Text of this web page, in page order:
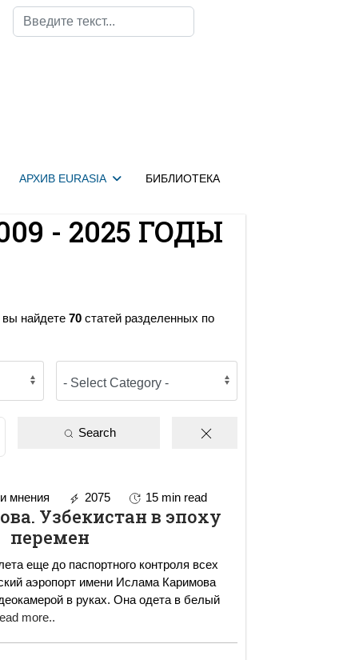
Поиск
АРХИВ EURASIA БИБЛИОТЕКА
- 2025 ГОДЫ
вы найдете 70 статей разделенных по
Search
мнения 2075 15 min read
Узбекистан в эпоху
перемен
еще до паспортного контроля всех
аэропорт имени Ислама Каримова
в руках. Она одета в белый
more..